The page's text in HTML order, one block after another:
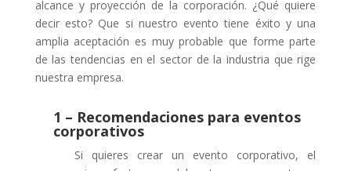
alcance y proyección de la corporación. ¿Qué quiere
decir esto? Que si nuestro evento tiene éxito y una
amplia aceptación es muy probable que forme parte
de las tendencias en el sector de la industria que rige
nuestra empresa.
1 – Recomendaciones para eventos
corporativos
Si quieres crear un evento corporativo, el